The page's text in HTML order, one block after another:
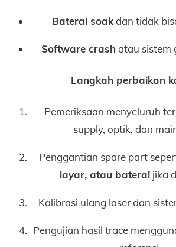
Baterai soakdan tidak
Software crashatau sistem
Langkah perbaikan
Pemeriksaan menyeluruh
supply, optik, dan
Penggantian spare part
layar, atau bateraijika
Kalibrasi ulang laser dan
Pengujian hasil trace